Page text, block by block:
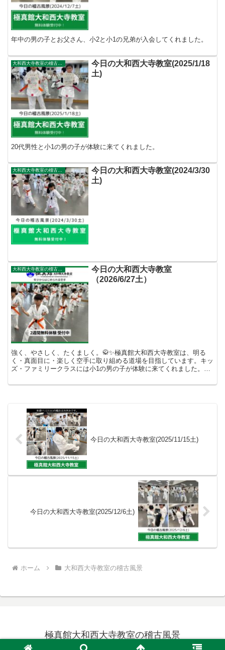
年中の男の子とお父さん、小2と小1の兄弟が入会してくれました。
大和西大寺教室の稽古風景
今日の大和西大寺教室(2025/1/18
土)
20代男性と小1の男の子が体験に来てくれました。
大和西大寺教室の稽古風景
今日の大和西大寺教室(2024/3/30
土)
大和西大寺教室の稽古風景
今日の大和西大寺教室
（2026/6/27土）
強く、やさしく、たくましく。🥋✨極真館大和西大寺教室は、明る
く・真面目に・楽しく空手に取り組める道場を目指しています。キッ
ズ・ファミリークラスには小1の男の子が体験に来てくれました。本
今日の大和西大寺教室(2025/11/15土)
今日の大和西大寺教室(2025/12/6土)
ホーム 大和西大寺教室の稽古風景
極真館大和西大寺教室の稽古風景